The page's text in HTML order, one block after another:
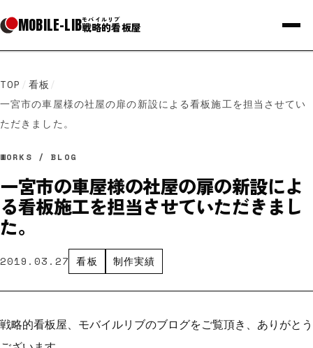
MOBILE-LIBモバイルリブ
戦略的看板屋
TOP / 看板 /
一宮市の車屋様の社屋の扉の新設による看板施工を担当させてい
ただきました。
WORKS / BLOG
一宮市の車屋様の社屋の扉の新設によ
る看板施工を担当させていただきまし
た。
2019.03.27 看板 制作実績
戦略的看板屋、モバイルリブのブログをご覧頂き、ありがとう